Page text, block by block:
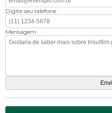
Digite seu telefone
Mensagem